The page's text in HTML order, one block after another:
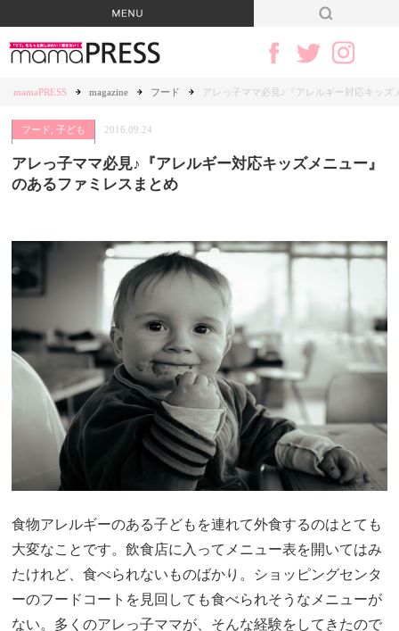
mamaPRESS magazine フード アレっ子ママ必見♪『アレルギー対応キッ
フード ,子ども 2016.09.24
アレっ子ママ必見♪『アレルギー対応キッズメニュー』
のあるファミレスまとめ
食物アレルギーのある子どもを連れて外食するのはとても
大変なことです。飲食店に入ってメニュー表を開いてはみ
たけれど、食べられないものばかり。ショッピングセンタ
ーのフードコートを見回しても食べられそうなメニューが
ない。多くのアレっ子ママが、そんな経験をしてきたので